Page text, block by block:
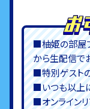
■柚姫の部屋
から生配信で
■特別ゲスト
■いつも以上
■オンライン